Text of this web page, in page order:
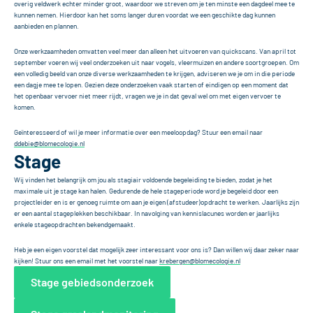
overig veldwerk echter minder groot, waardoor we streven om je ten minste een dagdeel mee te
kunnen nemen. Hierdoor kan het soms langer duren voordat we een geschikte dag kunnen
aanbieden en plannen.
Onze werkzaamheden omvatten veel meer dan alleen het uitvoeren van quickscans. Van april tot
september voeren wij veel onderzoeken uit naar vogels, vleermuizen en andere soortgroepen. Om
een volledig beeld van onze diverse werkzaamheden te krijgen, adviseren we je om in die periode
een dagje mee te lopen. Gezien deze onderzoeken vaak starten of eindigen op een moment dat
het openbaar vervoer niet meer rijdt, vragen we je in dat geval wel om met eigen vervoer te
komen.
ddebie@blomecologie.nl
Stage
Wij vinden het belangrijk om jou als stagiair voldoende begeleiding te bieden, zodat je het
maximale uit je stage kan halen. Gedurende de hele stageperiode word je begeleid door een
projectleider en is er genoeg ruimte om aan je eigen (afstudeer)opdracht te werken. Jaarlijks zijn
er een aantal stageplekken beschikbaar. In navolging van kennislacunes worden er jaarlijks
enkele stageopdrachten bekendgemaakt.
Heb je een eigen voorstel dat mogelijk zeer interessant voor ons is? Dan willen wij daar zeker naar
kijken! Stuur ons een email met het voorstel naar krebergen@blomecologie.nl
Stage gebiedsonderzoek